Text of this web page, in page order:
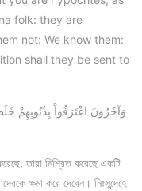
folk: they are
not: We know them:
shall they be sent to
তারা মিশ্রিত করেছে একটি
ক্ষমা করে দেবেন। নিঃসন্দেহে